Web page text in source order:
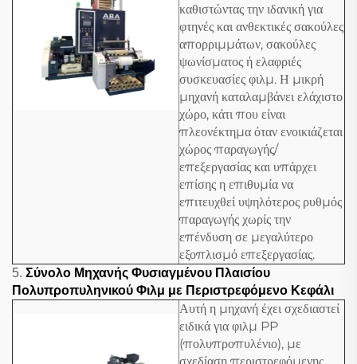
καθιστώντας την ιδανική για
φτηνές και ανθεκτικές σακούλες
απορριμμάτων, σακούλες
ψωνίσματος ή ελαφριές
συσκευασίες φιλμ. Η μικρή
μηχανή καταλαμβάνει ελάχιστο
χώρο, κάτι που είναι
πλεονέκτημα όταν ενοικιάζεται
χώρος παραγωγής/
επεξεργασίας και υπάρχει
επίσης η επιθυμία να
επιτευχθεί υψηλότερος ρυθμός
παραγωγής χωρίς την
επένδυση σε μεγαλύτερο
εξοπλισμό επεξεργασίας.
5. Σύνολο Μηχανής Φυσιαγμένου Πλαισίου
Πολυπροπυληνικού Φιλμ με Περιστρεφόμενο Κεφάλι
Αυτή η μηχανή έχει σχεδιαστεί
ειδικά για φιλμ PP
(πολυπροπυλένιο), με